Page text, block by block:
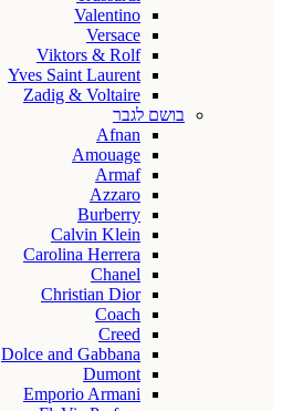
Valentino
Versace
Viktors & Rolf
Yves Saint Laurent
Zadig & Voltaire
בושם לגבר
Afnan
Amouage
Armaf
Azzaro
Burberry
Calvin Klein
Carolina Herrera
Chanel
Christian Dior
Coach
Creed
Dolce and Gabbana
Dumont
Emporio Armani